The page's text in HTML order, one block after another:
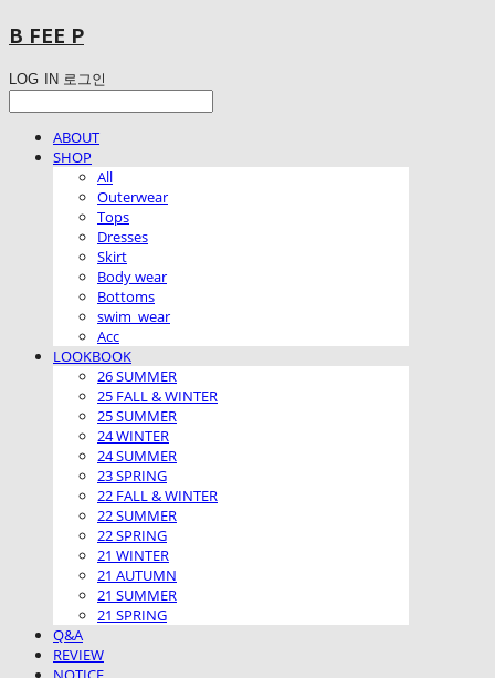
B FEE P
LOG IN 로그인
ABOUT
SHOP
All
Outerwear
Tops
Dresses
Skirt
Body wear
Bottoms
swim_wear
Acc
LOOKBOOK
26 SUMMER
25 FALL & WINTER
25 SUMMER
24 WINTER
24 SUMMER
23 SPRING
22 FALL & WINTER
22 SUMMER
22 SPRING
21 WINTER
21 AUTUMN
21 SUMMER
21 SPRING
Q&A
REVIEW